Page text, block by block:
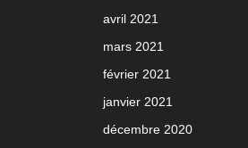
avril 2021
mars 2021
février 2021
janvier 2021
décembre 2020